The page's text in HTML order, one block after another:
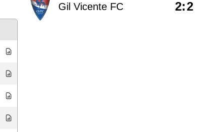
Gil Vicente FC 2:2